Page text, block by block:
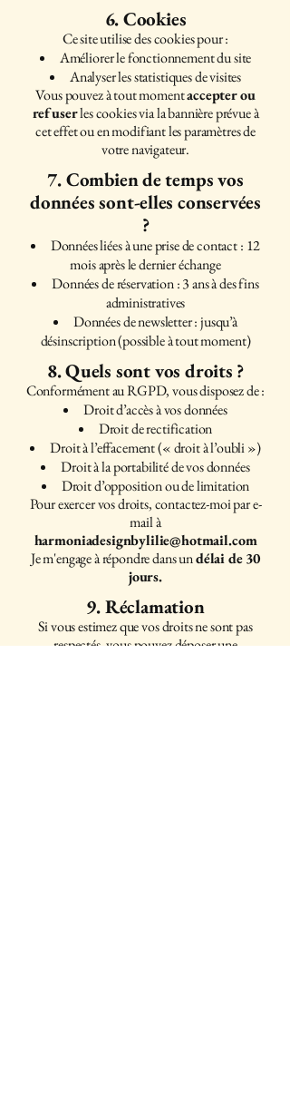
6. Cookies
Ce site utilise des cookies pour :
Améliorer le fonctionnement du site
Analyser les statistiques de visites
Vous pouvez à tout momentaccepter ou
refuserles cookies via la bannière prévue à
cet effet ou en modifiant les paramètres de
votre navigateur.
7. Combien de temps vos
données sont-elles conservées
?
Données liées à une prise de contact : 12
mois après le dernier échange
Données de réservation : 3 ans à des fins
administratives
Données de newsletter : jusqu’à
désinscription (possible à tout moment)
8. Quels sont vos droits ?
Conformément au RGPD, vous disposez de :
Droit d’accès à vos données
Droit de rectification
Droit à l’effacement (« droit à l’oubli »)
Droit à la portabilité de vos données
Droit d’opposition ou de limitation
Pour exercer vos droits, contactez-moi par e-
mail à
harmoniadesignbylilie@hotmail.com
Je m'engage à répondre dans undélai de 30
jours.
9. Réclamation
Si vous estimez que vos droits ne sont pas
respectés, vous pouvez déposer une